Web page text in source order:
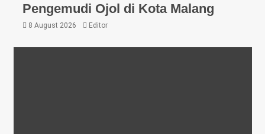
Pengemudi Ojol di Kota Malang
8 August 2026 Editor